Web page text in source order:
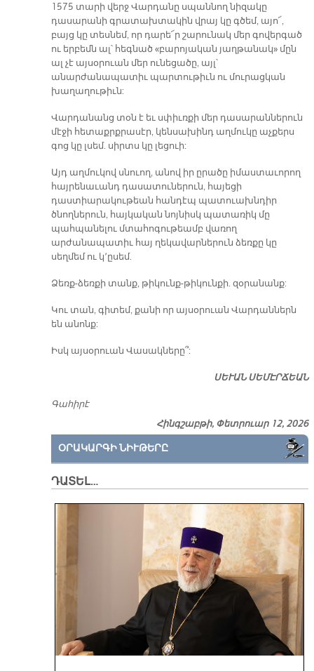
1575 տարի վերջ Վարդանը սպաննող նիզակը
դասարանի գրատախտակին վրայ կը գծեմ, այո՜,
բայց կը տեսնեմ, որ դարե՜ր շարունակ մեր գովերգած
ու երբեմն ալ՝ հեգնած «բարոյական յաղթանակ» մըն
ալ չէ այսօրուան մեր ունեցածը, այլ՝
անարժանապատիւ պարտութիւն ու մուրացկան
խաղաղութիւն:
Վարդանանց տօն է եւ սփիւռքի մեր դասարաններուն
մէջի հետաքրքրասէր, կենսախինդ աղմուկը աչքերս
գոց կը լսեմ. սիրտս կը լեցուի:
Այդ աղմուկով սնուող, անով իր ըրածը իմաստաւորող
հայրենաւանդ դասատուներուն, հայեցի
դաստիարակութեան հանդէպ պատուախնդիր
ծնողներուն, հայկական նոյնիսկ պատառիկ մը
պահպանելու մտահոգութեամբ վառող
արժանապատիւ հայ ղեկավարներուն ձեռքը կը
սեղմեմ ու կ՚ըսեմ.
Ձեռք-ձեռքի տանք, թիկունք-թիկունքի. զօրանանք:
Կու տան, գիտեմ, քանի որ այսօրուան Վարդաններն
են անոնք:
Իսկ այսօրուան Վասակները՞:
ՍԵՒԱՆ ՍԵՄԷՐՃԵԱՆ
Գահիրէ
Հինգշաբթի, Փետրուար 12, 2026
ՕՐԱԿԱՐԳԻ ՆԻՒԹԵՐԸ
ԴԱՏԵԼ…